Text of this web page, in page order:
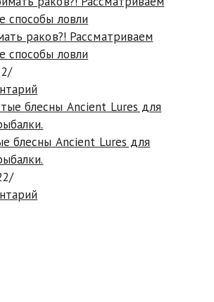
раков?! Рассматриваем
способы ловли
/
блесны Ancient Lures для
/